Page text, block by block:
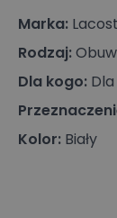
Marka:
Rodzaj:
Dla kogo:
Kolor: Biały